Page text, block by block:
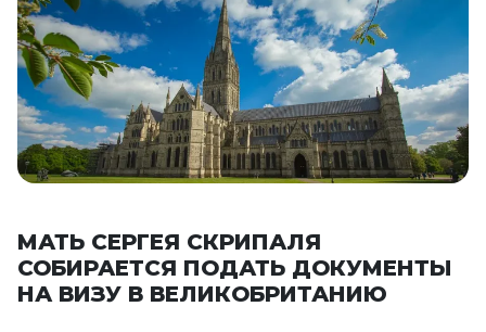
МАТЬ СЕРГЕЯ СКРИПАЛЯ
СОБИРАЕТСЯ ПОДАТЬ ДОКУМЕНТЫ
НА ВИЗУ В ВЕЛИКОБРИТАНИЮ